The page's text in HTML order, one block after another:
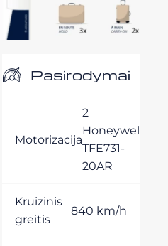
Pasirodymai
Motorizacija
2
Honeywell
TFE731-
20AR
Kruizinis
greitis
840 km/h